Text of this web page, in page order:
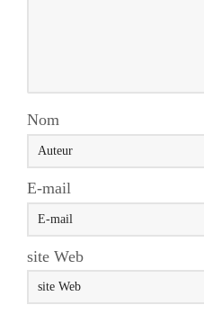
Nom
E-mail
site Web